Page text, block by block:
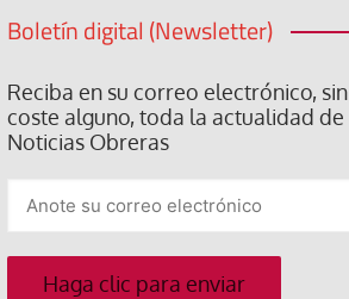
Boletín digital (Newsletter)
Reciba en su correo electrónico, sin
coste alguno, toda la actualidad de
Noticias Obreras
su
correo
electrónico
Haga clic para enviar